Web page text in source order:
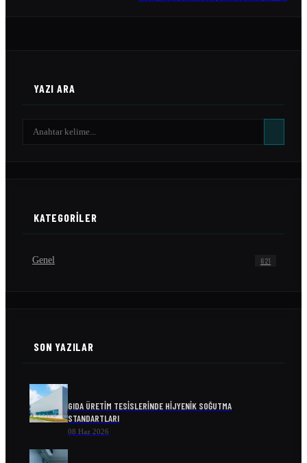
YAZI ARA
KATEGORILER
Genel 621
SON YAZILAR
GIDA ÜRETIM TESISLERINDE HIJYENIK SOĞUTMA
STANDARTLARI
08 Haz 2026